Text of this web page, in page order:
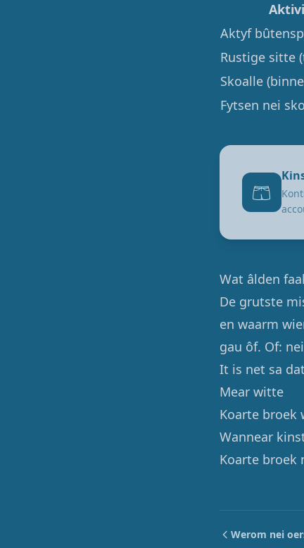
Aktyf
Rustige sitte
Skoalle
Fytsen nei
🩳
Wat âlden
De grutste
en waarm
gau ôf. Of:
It is net sa
Mear witte
Koarte broek
Wannear
Koarte broek
Werom nei